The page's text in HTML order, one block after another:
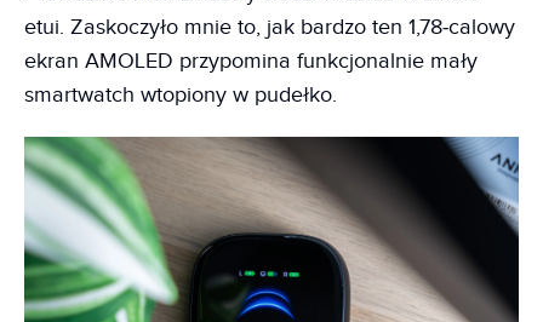
etui. Zaskoczyło mnie to, jak bardzo ten 1,78‑calowy
ekran AMOLED przypomina funkcjonalnie mały
smartwatch wtopiony w pudełko.